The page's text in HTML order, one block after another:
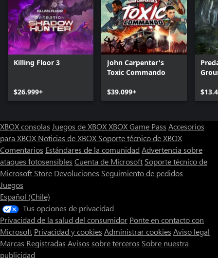
Killing Floor 3
$26.999+
John Carpenter's
Toxic Commando
$39.099+
XBOX consolas Juegos de XBOXXBOX Game Pass Accesorios
para XBOX Noticias de XBOX Soporte técnico de XBOX
Comentarios Estándares de la comunidad Advertencia sobre
ataques fotosensibles Cuenta de Microsoft Soporte técnico de
Microsoft Store Devoluciones Seguimiento de pedidos
Juegos
Español (Chile)
Tus opciones de privacidad
Privacidad de la salud del consumidor Ponte en contacto con
Microsoft Privacidad y cookies Administrar cookies Aviso legal
Marcas Registradas Avisos sobre terceros Sobre nuestra
publicidad